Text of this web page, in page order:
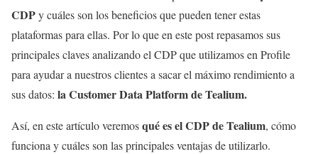
CDPy cuáles son los beneficios que pueden tener estas
plataformas para ellas. Por lo que en este post repasamos sus
principales claves analizando el CDP que utilizamos en Profile
para ayudar a nuestros clientes a sacar el máximo rendimiento a
sus datos: la Customer Data Platform de Tealium.
Así, en este artículo veremosqué es el CDP de Tealium, cómo
funciona y cuáles son las principales ventajas de utilizarlo.